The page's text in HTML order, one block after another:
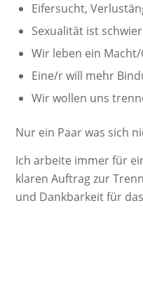
Eifersucht,
Sexualität ist
Wir leben ein
Eine/r will mehr
Wir wollen uns
Nur ein Paar was sich
Ich arbeite immer für
klaren Auftrag zur
und Dankbarkeit für